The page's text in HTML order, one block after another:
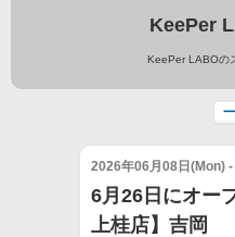
KeePer
KeePer LABOの
2026年06月08日(Mon) -
6月26日にオー
上桂店】吉岡